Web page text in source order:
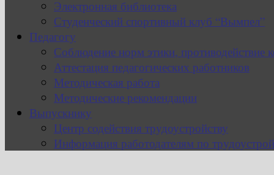
Электронная библиотека
Студенческий спортивный клуб “Вымпел”
Педагогу
Соблюдение норм этики, противодействие
Аттестация педагогических работников
Методическая работа
Методические рекомендации
Выпускнику
Центр содействия трудоустройству
Информация работодателям по